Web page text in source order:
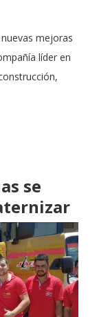
mejoras
líder en
se